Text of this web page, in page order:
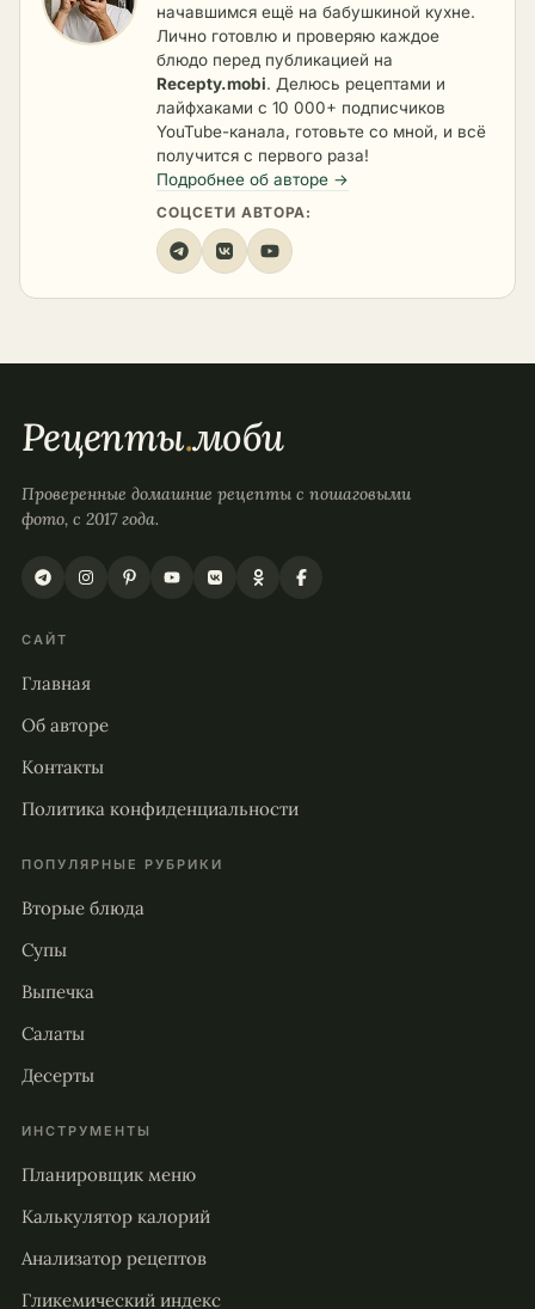
начавшимся ещё на бабушкиной кухне.
Лично готовлю и проверяю каждое
блюдо перед публикацией на
Recepty.mobi. Делюсь рецептами и
лайфхаками с 10 000+ подписчиков
YouTube-канала, готовьте со мной, и всё
получится с первого раза!
Подробнее об авторе →
СОЦСЕТИ АВТОРА:
Рецепты.моби
Проверенные домашние рецепты с пошаговыми
фото, с 2017 года.
САЙТ
Главная
Об авторе
Контакты
Политика конфиденциальности
ПОПУЛЯРНЫЕ РУБРИКИ
Вторые блюда
Супы
Выпечка
Салаты
Десерты
ИНСТРУМЕНТЫ
Планировщик меню
Калькулятор калорий
Анализатор рецептов
Гликемический индекс